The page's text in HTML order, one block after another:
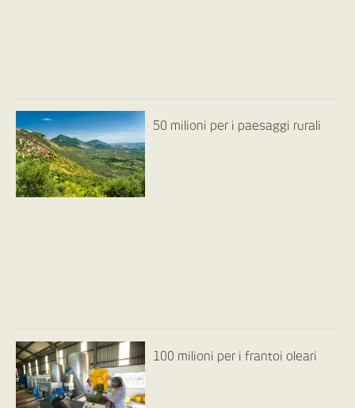
50 milioni per i paesaggi rurali
100 milioni per i frantoi oleari